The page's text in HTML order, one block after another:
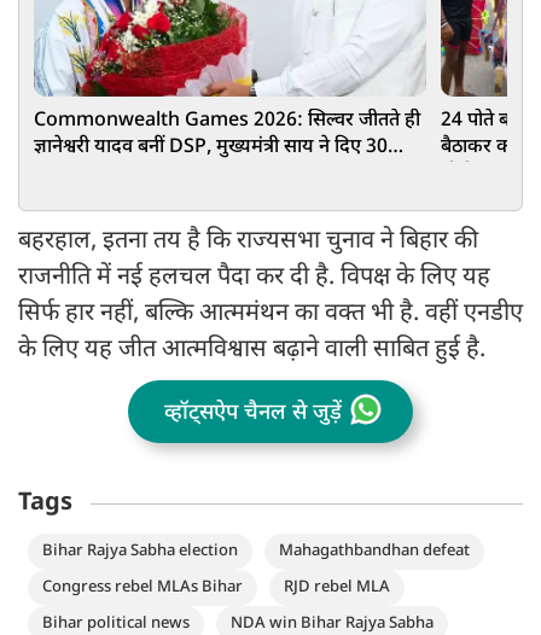
Commonwealth Games 2026: सिल्वर जीतते ही
ज्ञानेश्वरी यादव बनीं DSP, मुख्यमंत्री साय ने दिए 30
24 पोते बने
बैठाकर कराई
बहरहाल, इतना तय है कि राज्यसभा चुनाव ने बिहार की
राजनीति में नई हलचल पैदा कर दी है. विपक्ष के लिए यह
सिर्फ हार नहीं, बल्कि आत्ममंथन का वक्त भी है. वहीं एनडीए
के लिए यह जीत आत्मविश्वास बढ़ाने वाली साबित हुई है.
व्हॉट्सऐप चैनल से जुड़ें
Tags
Bihar Rajya Sabha election
Mahagathbandhan defeat
Congress rebel MLAs Bihar
RJD rebel MLA
Bihar political news
NDA win Bihar Rajya Sabha